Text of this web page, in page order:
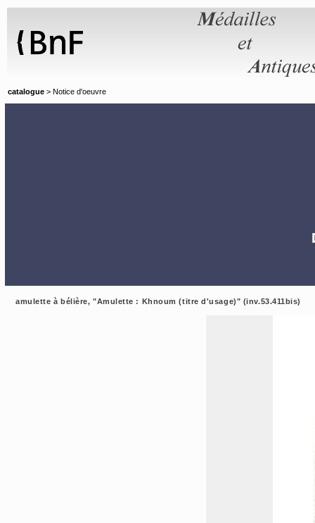
catalogue > Notice d'oeuvre
amulette à bélière, "Amulette : Khnoum (titre d'usage)" (inv.53.411bis)